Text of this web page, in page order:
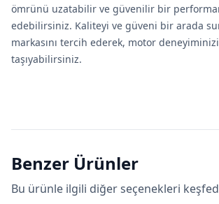
ömrünü uzatabilir ve güvenilir bir
edebilirsiniz. Kaliteyi ve güveni bir arada
markasını tercih ederek, motor
taşıyabilirsiniz.
Benzer Ürünler
Bu ürünle ilgili diğer seçenekleri